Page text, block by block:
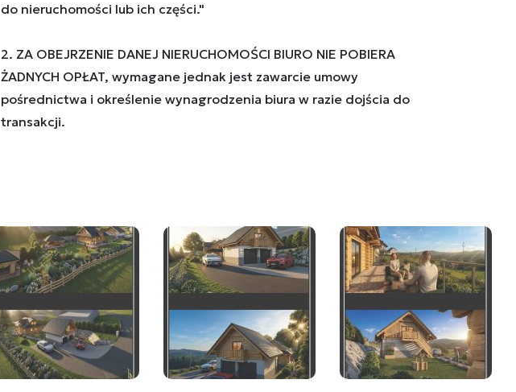
do nieruchomości lub ich części."
2. ZA OBEJRZENIE DANEJ NIERUCHOMOŚCI BIURO NIE POBIERA
ŻADNYCH OPŁAT, wymagane jednak jest zawarcie umowy
pośrednictwa i określenie wynagrodzenia biura w razie dojścia do
transakcji.